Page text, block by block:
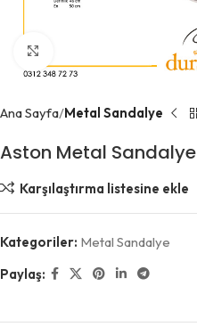
Büyütmek için tıklayın
Ana Sayfa Metal Sandalye
Aston Metal Sandalye
Karşılaştırma listesine ekle
Kategoriler: Metal Sandalye
Paylaş: